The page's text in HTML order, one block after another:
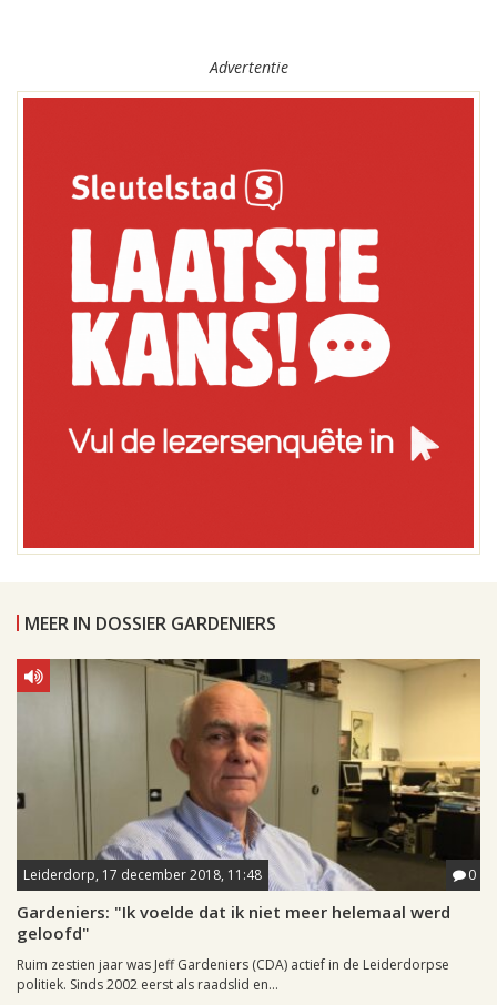
Advertentie
MEER IN DOSSIER GARDENIERS
Leiderdorp, 17 december 2018, 11:48 0
Gardeniers: "Ik voelde dat ik niet meer helemaal werd
geloofd"
Ruim zestien jaar was Jeff Gardeniers (CDA) actief in de Leiderdorpse
politiek. Sinds 2002 eerst als raadslid en...